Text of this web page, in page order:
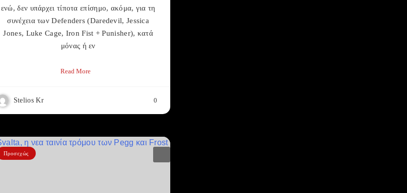
ενώ, δεν υπάρχει τίποτα επίσημο, ακόμα, για τη
συνέχεια των Defenders (Daredevil, Jessica
Jones, Luke Cage, Iron Fist + Punisher), κατά
μόνας ή εν
Read More
Stelios Kr 0
Προσεχώς